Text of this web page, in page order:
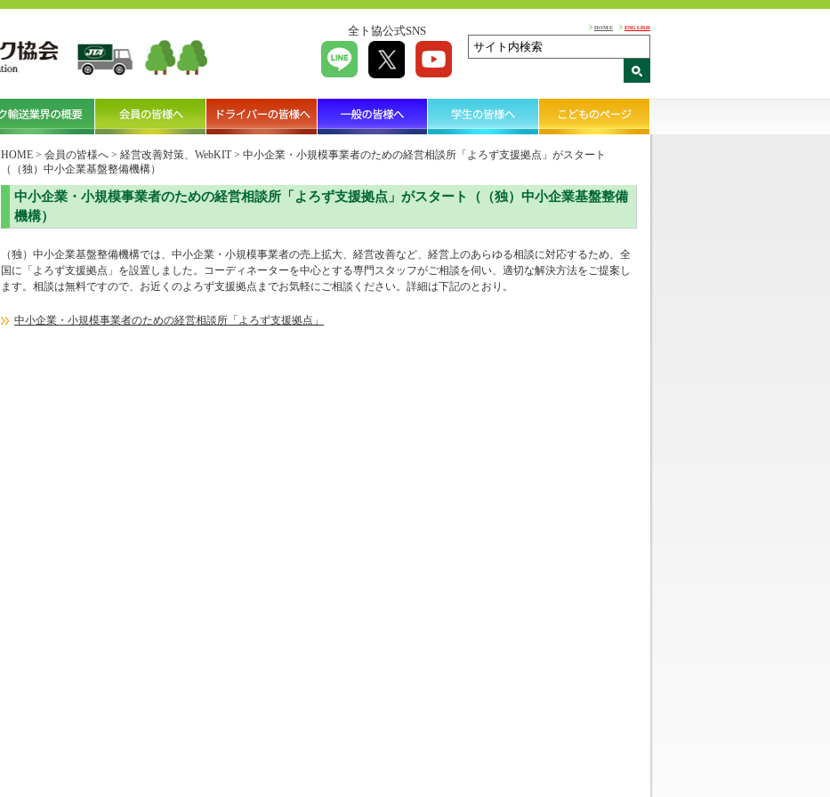
全ト協公式SNS HOME ENGLISH
HOME > 会員の皆様へ > 経営改善対策、WebKIT> 中小企業・小規模事業者のための経営相談所「よろず支援拠点」がスタート
（（独）中小企業基盤整備機構）
中小企業・小規模事業者のための経営相談所「よろず支援拠点」がスタート（（独）中小企業基盤整備
機構）
（独）中小企業基盤整備機構では、中小企業・小規模事業者の売上拡大、経営改善など、経営上のあらゆる相談に対応するため、全
国に「よろず支援拠点」を設置しました。コーディネーターを中心とする専門スタッフがご相談を伺い、適切な解決方法をご提案し
ます。相談は無料ですので、お近くのよろず支援拠点までお気軽にご相談ください。詳細は下記のとおり。
中小企業・小規模事業者のための経営相談所「よろず支援拠点」